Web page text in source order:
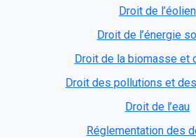
Droit de l’éolien
Droit de l’énergie
Droit de la biomasse et
Droit des pollutions et
Droit de l’eau
Réglementation des